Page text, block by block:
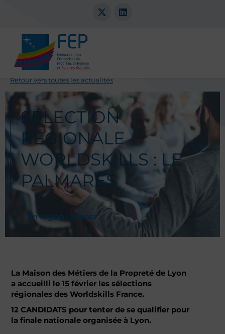
Retour vers toutes les actualités
SÉLECTION
RÉGIONALE
WORLDSKILLS : LE
PALMARÈS
En région : Spenra
La Maison des Métiers de la Propreté de Lyon
a accueilli le 15 février les sélections
régionales des Worldskills France.
12 CANDIDATS pour tenter de se qualifier pour
la finale nationale organisée à Lyon.